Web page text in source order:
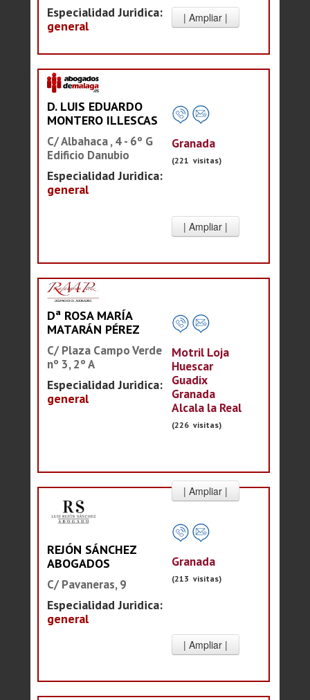
Especialidad Juridica:
general
D. LUIS EDUARDO
MONTERO ILLESCAS
C/ Albahaca , 4 - 6º G
Edificio Danubio
Especialidad Juridica:
general
Granada
(221 visitas)
Dª ROSA MARÍA
MATARÁN PÉREZ
C/ Plaza Campo Verde
nº 3, 2º A
Especialidad Juridica:
general
Motril Loja
Huescar
Guadix
Granada
Alcala la Real
(226 visitas)
REJÓN SÁNCHEZ
ABOGADOS
C/ Pavaneras, 9
Especialidad Juridica:
general
Granada
(213 visitas)